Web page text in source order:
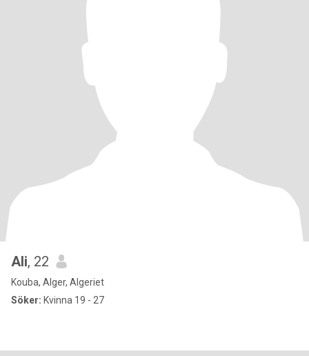
Ali, 22
Kouba, Alger, Algeriet
Söker: Kvinna 19 - 27